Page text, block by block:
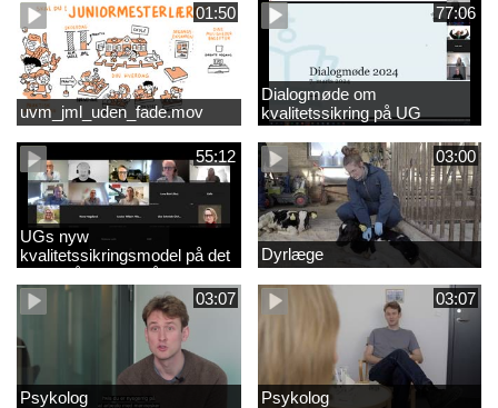
01:50
uvm_jml_uden_fade.mov
77:06
Dialogmøde om
kvalitetssikring på UG
55:12
UGs nyw
kvalitetssikringsmodel på det
videregående område
03:00
Dyrlæge
03:07
Psykolog
03:07
Psykolog